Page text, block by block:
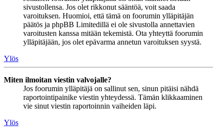
sivustollensa. Jos olet rikkonut sääntöä, voit saada
varoituksen. Huomioi, että tämä on foorumin ylläpitäjän
päätös ja phpBB Limitedillä ei ole sivustolla annettavien
varoitusten kanssa mitään tekemistä. Ota yhteyttä foorumin
ylläpitäjään, jos olet epävarma annetun varoituksen syystä.
Ylös
Miten ilmoitan viestin valvojalle?
Jos foorumin ylläpitäjä on sallinut sen, sinun pitäisi nähdä
raportointipainike viestin yhteydessä. Tämän klikkaaminen
vie sinut viestin raportoinnin vaiheiden läpi.
Ylös